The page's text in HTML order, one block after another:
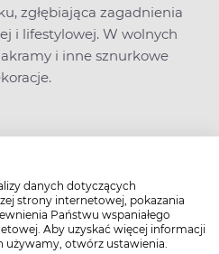
danych dotyczących
strony internetowej, pokazania
Państwu wspaniałego
Aby uzyskać więcej informacji
otwórz ustawienia.
zgłębiająca zagadnienia
i lifestylowej. W wolnych
i inne sznurkowe